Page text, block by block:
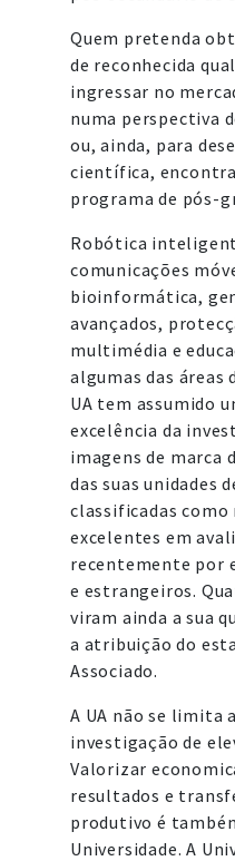
Quem pretenda
de reconhecida
ingressar no
numa perspectiva
ou, ainda, para
científica,
programa de pós-
Robótica
comunicações
bioinformática,
avançados,
multimédia e
algumas das áreas
UA tem assumido
excelência da
imagens de marca
das suas unidades
classificadas como
excelentes em
recentemente por
e estrangeiros.
viram ainda a sua
a atribuição do
Associado.
A UA não se limita
investigação de
Valorizar
resultados e
produtivo é
Universidade. A